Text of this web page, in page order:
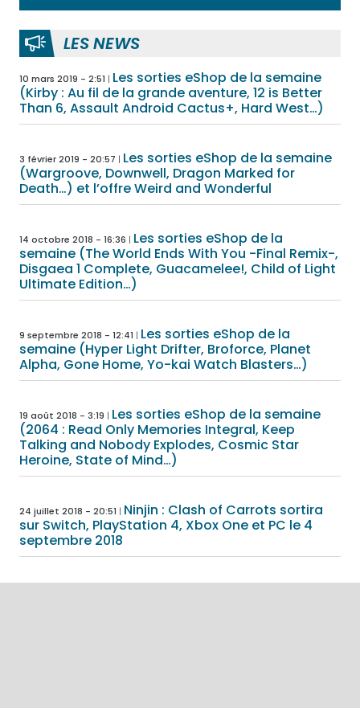
LES NEWS
10 mars 2019 - 2:51
Les sorties eShop de la semaine
(Kirby : Au fil de la grande aventure, 12 is Better
Than 6, Assault Android Cactus+, Hard West…)
3 février 2019 - 20:57
Les sorties eShop de la semaine
(Wargroove, Downwell, Dragon Marked for
Death…) et l’offre Weird and Wonderful
14 octobre 2018 - 16:36
Les sorties eShop de la
semaine (The World Ends With You -Final Remix-,
Disgaea 1 Complete, Guacamelee!, Child of Light
Ultimate Edition…)
9 septembre 2018 - 12:41
Les sorties eShop de la
semaine (Hyper Light Drifter, Broforce, Planet
Alpha, Gone Home, Yo-kai Watch Blasters…)
19 août 2018 - 3:19
Les sorties eShop de la semaine
(2064 : Read Only Memories Integral, Keep
Talking and Nobody Explodes, Cosmic Star
Heroine, State of Mind…)
24 juillet 2018 - 20:51
Ninjin : Clash of Carrots sortira
sur Switch, PlayStation 4, Xbox One et PC le 4
septembre 2018